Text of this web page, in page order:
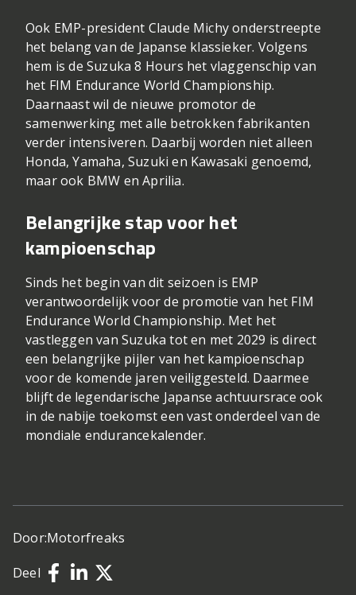
Ook EMP-president Claude Michy onderstreepte
het belang van de Japanse klassieker. Volgens
hem is de Suzuka 8 Hours het vlaggenschip van
het FIM Endurance World Championship.
Daarnaast wil de nieuwe promotor de
samenwerking met alle betrokken fabrikanten
verder intensiveren. Daarbij worden niet alleen
Honda, Yamaha, Suzuki en Kawasaki genoemd,
maar ook BMW en Aprilia.
Belangrijke stap voor het
kampioenschap
Sinds het begin van dit seizoen is EMP
verantwoordelijk voor de promotie van het FIM
Endurance World Championship. Met het
vastleggen van Suzuka tot en met 2029 is direct
een belangrijke pijler van het kampioenschap
voor de komende jaren veiliggesteld. Daarmee
blijft de legendarische Japanse achtuursrace ook
in de nabije toekomst een vast onderdeel van de
mondiale endurancekalender.
Door:Motorfreaks
Deel